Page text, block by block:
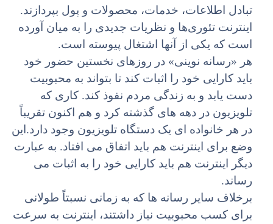
تبادل اطلاعات، خدمات، محصولات و پول بپردازند.
اینترنت تئوریها و نظریات جدیدی را به میان آورده
است که یکی از آنها اشتغال پیوسته است.
هر «رسانه نوینى» در روزهاى نخستین حضور خود
باید کارایى خود را اثبات کند تا بتواند به محبوبیت
دست یابد و به زندگى مردم نفوذ کند. کارى که
تلویزیون در دهه هاى گذشته کرد و هم اکنون تقریباً
در هر خانواده اى یک دستگاه تلویزیون وجود دارد.این
وضع براى اینترنت هم باید اتفاق مى افتاد. به عبارت
دیگر اینترنت هم باید کارایى خود را به اثبات مى
رساند.
برخلاف سایر رسانه ها که به زمانى نسبتاً طولانى
براى کسب محبوبیت نیاز داشتند، اینترنت به سرعت